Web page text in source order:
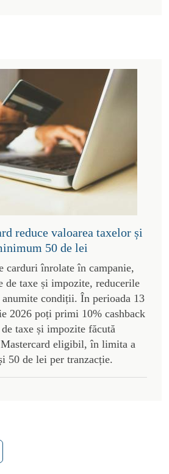
reduce valoarea taxelor și
50 de lei
carduri înrolate în campanie,
de taxe și impozite, reducerile
condiții. În perioada 13
2026 poți primi 10% cashback
taxe și impozite făcută
eligibil, în limita a
50 de lei per tranzacție.